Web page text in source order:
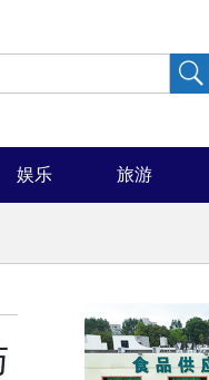
娱乐 旅游